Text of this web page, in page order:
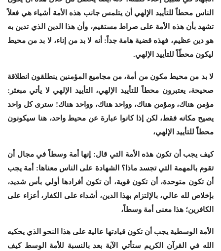
الناس محطاً للتأييد الإلهي أن يتلمس جانب هذه الأمة أشياء هي فعلاً
تشهد بأن هذه الأمة على صراط مستقيم، وأن هذا الدين الذي تدين به
هو دين عظيم، فهذه قضية هامة جداً: أنه لا بد من إناء، لا بد من محيط
ليكون محطّاً للتأييد الإلهي.
لا بد من محيط مكون من أمة، من مجاميع المؤمنين ينطلقون انطلاقة
صحيحة، يعتبرون محطاً للتأييد الإلهي، التأييد الإلهي لا يأتي مبعثر:
مؤمن هناك، ومؤمن هناك، وواحد هناك، وواحد هناك! سترى كل واحد
يصيح مكانه فقط، لكن إذا كانوا عبارة عن محيط واحد، هنا سيكونون
محطاًً للتأييد الإلهي،
كيف يجب أن تكون هذه الأمة التي قال: إنها أمة وسطاً في مجال أن
تقوم بالمهمة التي تجسد ماذا؟ الشهادة على الناس معناها: أمة يجب
أن تكون متوحدة، أن تكون قوية، أن تكون أفرادها أولي بأس شديد،
بإخلاص لله عالي، بالإلتزام بهذا الدين، أشداء على الكفار، أعزاء على
الكافرين؛ هذا معنى أمة وسطاً،
الأمة الوسطية يجب أن تكون قيادتها عالية على هذا النحو الذي يحكيه
الله في القرآن الكريم ستأتي الآية بعد بالنسبة للأمة الوسط كيف